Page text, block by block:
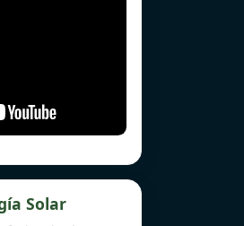
Solar